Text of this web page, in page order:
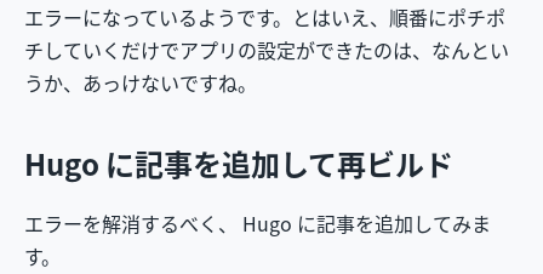
エラーになっているようです。とはいえ、順番にポチポ
チしていくだけでアプリの設定ができたのは、なんとい
うか、あっけないですね。
Hugo に記事を追加して再ビルド
エラーを解消するべく、 Hugo に記事を追加してみま
す。